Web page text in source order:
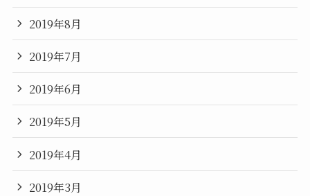
2019年8月
2019年7月
2019年6月
2019年5月
2019年4月
2019年3月